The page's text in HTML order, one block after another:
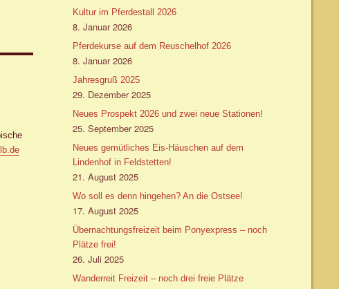
Kultur im Pferdestall 2026
8. Januar 2026
Pferdekurse auf dem Reuschelhof 2026
8. Januar 2026
Jahresgruß 2025
29. Dezember 2025
Neues Prospekt 2026 und zwei neue Stationen!
25. September 2025
Neues gemütliches Eis-Häuschen auf dem
Lindenhof in Feldstetten!
21. August 2025
Wo soll es denn hingehen? An die Ostsee!
17. August 2025
Übernachtungsfreizeit beim Ponyexpress – noch
Plätze frei!
26. Juli 2025
Wanderreit Freizeit – noch drei freie Plätze